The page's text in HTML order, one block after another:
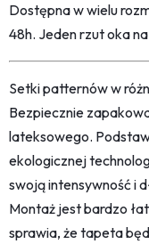
Dostępna w wielu
48h. Jeden rzut oka
Setki patternów w
Bezpiecznie
lateksowego.
ekologicznej
swoją intensywność i
Montaż jest bardzo
sprawia, że tapeta